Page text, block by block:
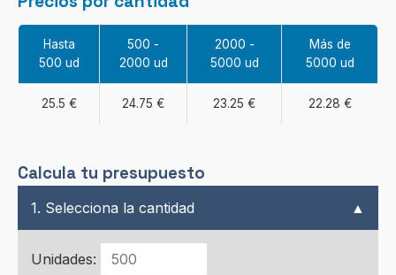
Hasta
500 ud
500 -
2000 ud
2000 -
5000 ud
Más de
5000 ud
25.5 € 24.75 € 23.25 € 22.28 €
Calcula tu presupuesto
1. Selecciona la cantidad ▲
Unidades: